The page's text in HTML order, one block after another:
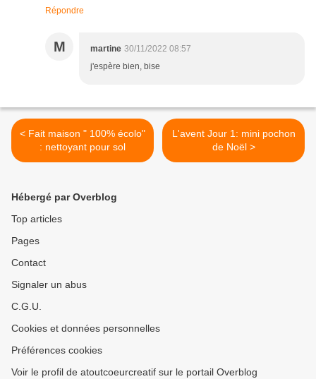
Répondre
M martine 30/11/2022 08:57
j'espère bien, bise
< Fait maison " 100% écolo"
: nettoyant pour sol
L'avent Jour 1: mini pochon
de Noël >
Hébergé par Overblog
Top articles
Pages
Contact
Signaler un abus
C.G.U.
Cookies et données personnelles
Préférences cookies
Voir le profil de atoutcoeurcreatif sur le portail Overblog